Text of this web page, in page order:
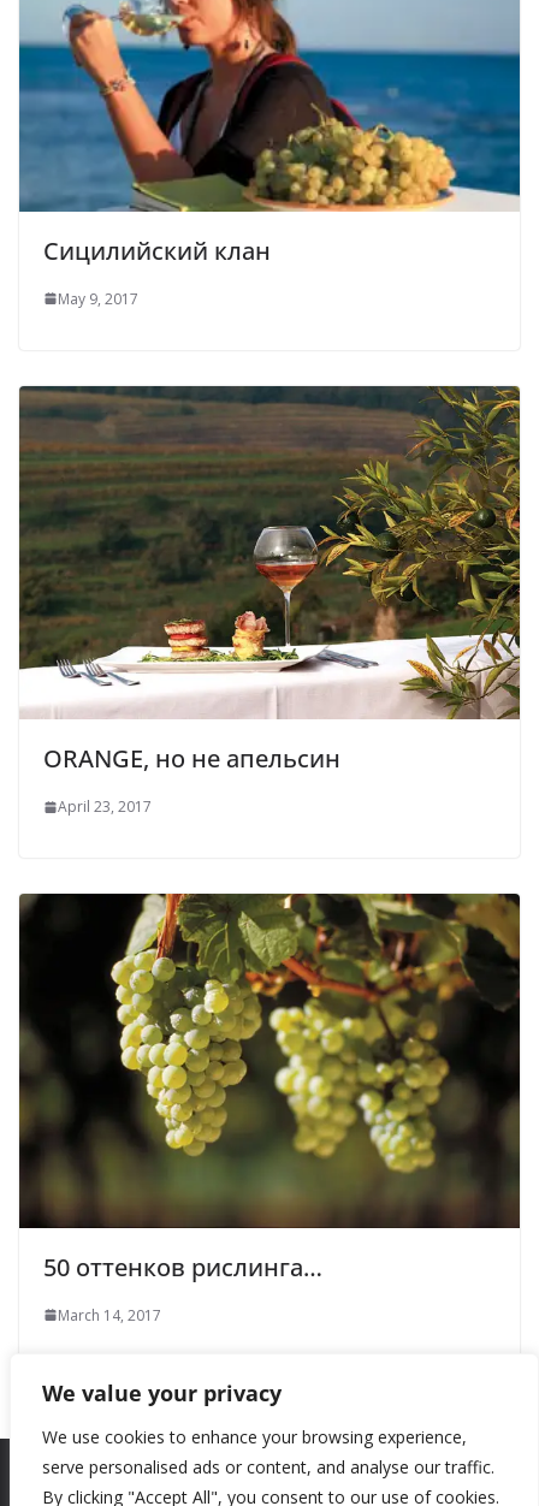
We value your privacy
We use cookies to enhance your browsing experience,
serve personalised ads or content, and analyse our traffic.
By clicking "Accept All", you consent to our use of cookies.
Сицилийский клан
May 9, 2017
ORANGE, но не апельсин
April 23, 2017
50 оттенков рислинга…
March 14, 2017